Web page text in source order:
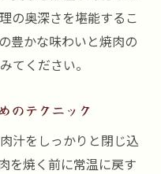
の奥深さを堪能するこ
豊かな味わいと焼肉の
てください。
のテクニック
汁をしっかりと閉じ込
を焼く前に常温に戻す